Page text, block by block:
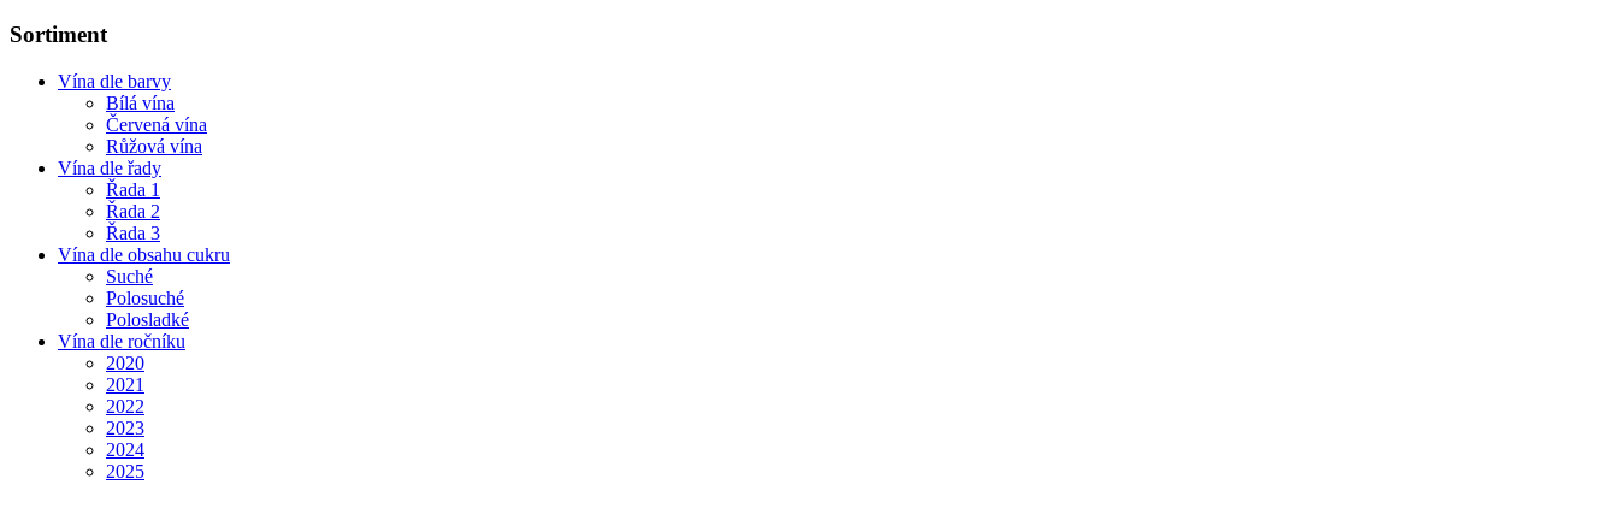
Sortiment
Vína dle barvy
Bílá vína
Červená vína
Růžová vína
Vína dle řady
Řada 1
Řada 2
Řada 3
Vína dle obsahu cukru
Suché
Polosuché
Polosladké
Vína dle ročníku
2020
2021
2022
2023
2024
2025